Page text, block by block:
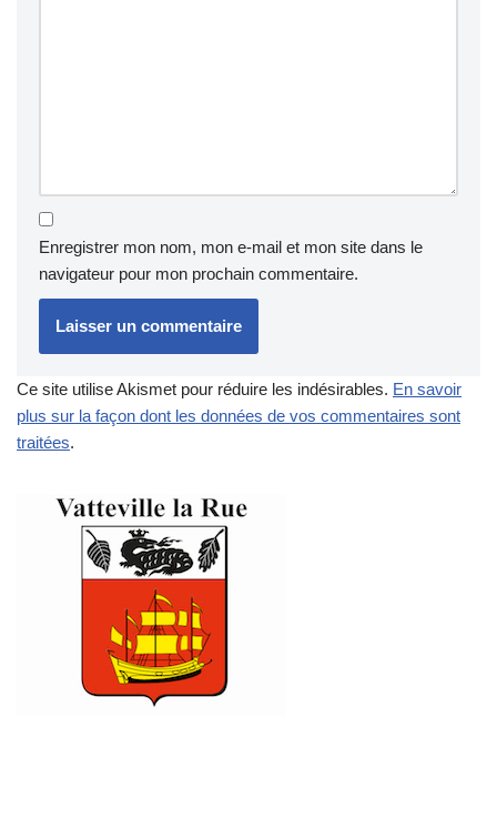
Enregistrer mon nom, mon e-mail et mon site dans le
navigateur pour mon prochain commentaire.
Ce site utilise Akismet pour réduire les indésirables. En savoir
plus sur la façon dont les données de vos commentaires sont
traitées.